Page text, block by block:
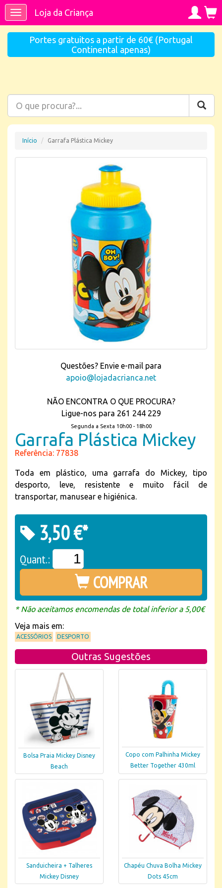
ToggleLoja da Criança
Portes gratuitos a partir de 60€ (Portugal
Continental apenas)
Início Garrafa Plástica Mickey
Questões? Envie e-mail para
apoio@lojadacrianca.net
NÃO ENCONTRA O QUE PROCURA?
Ligue-nos para 261 244 229
Segunda a Sexta 10h00 - 18h00
Garrafa Plástica Mickey
Referência: 77838
Toda em plástico, uma garrafa do Mickey, tipo
desporto, leve, resistente e muito fácil de
transportar, manusear e higiénica.
3,50 €*
Quant.:
COMPRAR
* Não aceitamos encomendas de total inferior a 5,00€
Veja mais em:
ACESSÓRIOS DESPORTO
Outras Sugestões
Bolsa Praia Mickey Disney
Beach
Copo com Palhinha Mickey
Better Together 430ml
Sanduicheira + Talheres
Mickey Disney
Chapéu Chuva Bolha Mickey
Dots 45cm